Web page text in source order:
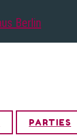
PARTIES